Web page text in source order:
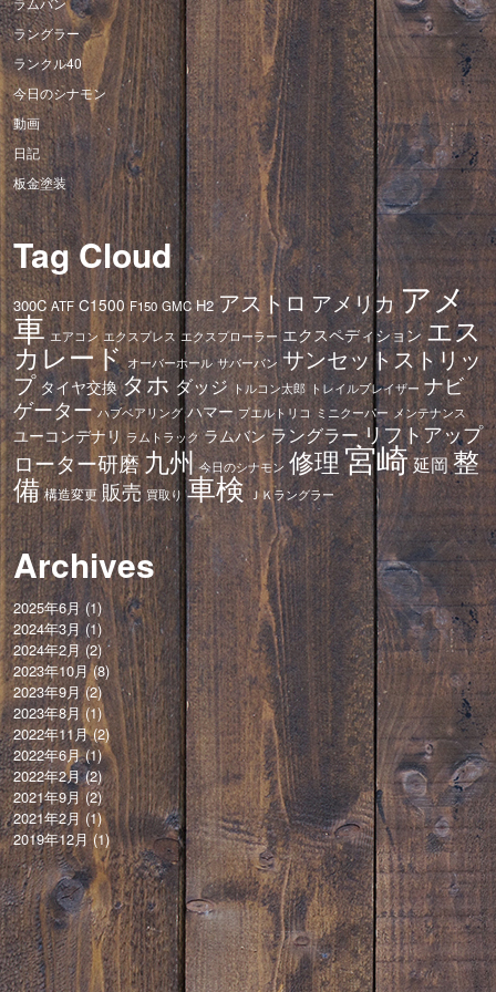
ラングラー
ランクル40
今日のシナモン
動画
日記
板金塗装
Tag Cloud
300C ATF C1500 F150 GMC H2 アストロ アメリカアメ
車 エアコン エクスプレス エクスプローラー エクスペディション エス
カレード オーバーホール サバーバン サンセットストリッ
プ タイヤ交換タホ ダッジ トルコン太郎 トレイルブレイザー ナビ
ゲーター ハブベアリング ハマー プエルトリコ ミニクーパー メンテナンス
ユーコンデナリ ラムトラック ラムバン ラングラー リフトアップ
ローター研磨九州 今日のシナモン 修理宮崎延岡整
備 構造変更 販売 買取り 車検 ＪＫラングラー
Archives
2025年6月(1)
2024年3月(1)
2024年2月(2)
2023年10月(8)
2023年9月(2)
2023年8月(1)
2022年11月(2)
2022年6月(1)
2022年2月(2)
2021年9月(2)
2021年2月 (1)
2019年12月(1)